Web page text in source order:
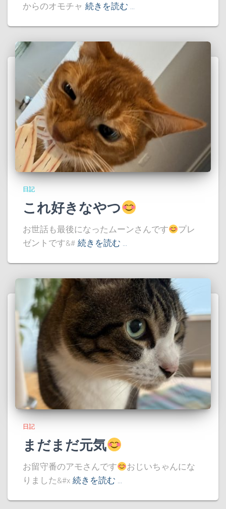
からのオモチャ 続きを読む …
日記
これ好きなやつ
お世話も最後になったムーンさんです
プレ
ゼントです&# 続きを読む …
日記
まだまだ元気
お留守番のアモさんです
おじいちゃんにな
りました&#x 続きを読む …